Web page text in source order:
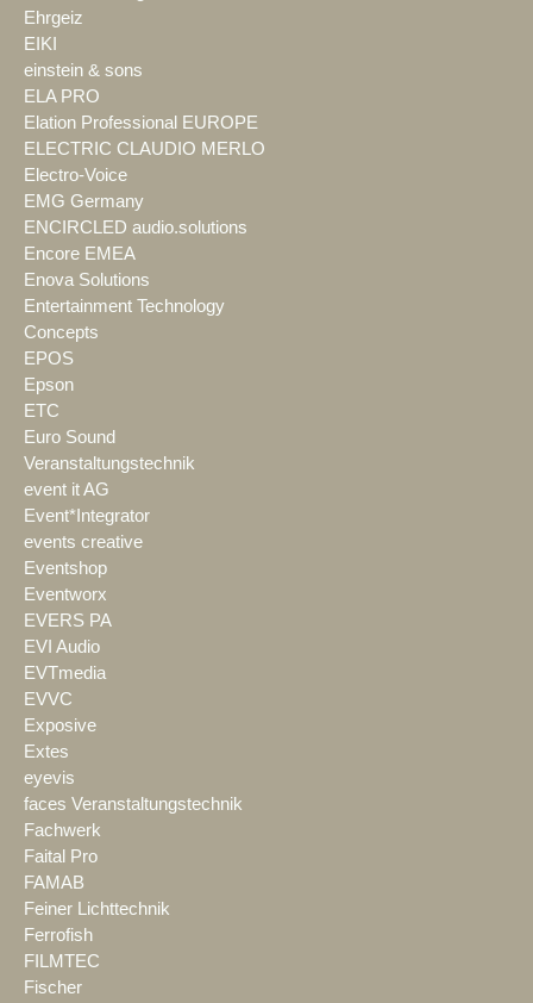
Ehrgeiz
EIKI
einstein & sons
ELA PRO
Elation Professional EUROPE
ELECTRIC CLAUDIO MERLO
Electro-Voice
EMG Germany
ENCIRCLED audio.solutions
Encore EMEA
Enova Solutions
Entertainment Technology
Concepts
EPOS
Epson
ETC
Euro Sound
Veranstaltungstechnik
event it AG
Event*Integrator
events creative
Eventshop
Eventworx
EVERS PA
EVI Audio
EVTmedia
EVVC
Exposive
Extes
eyevis
faces Veranstaltungstechnik
Fachwerk
Faital Pro
FAMAB
Feiner Lichttechnik
Ferrofish
FILMTEC
Fischer